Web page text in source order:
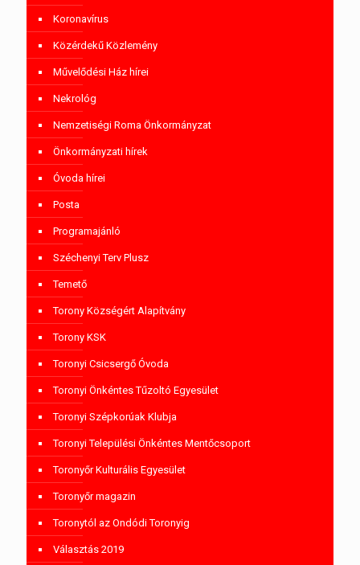
Koronavírus
Közérdekű Közlemény
Művelődési Ház hírei
Nekrológ
Nemzetiségi Roma Önkormányzat
Önkormányzati hírek
Óvoda hírei
Posta
Programajánló
Széchenyi Terv Plusz
Temető
Torony Községért Alapítvány
Torony KSK
Toronyi Csicsergő Óvoda
Toronyi Önkéntes Tűzoltó Egyesület
Toronyi Szépkorúak Klubja
Toronyi Települési Önkéntes Mentőcsoport
Toronyőr Kulturális Egyesület
Toronyőr magazin
Toronytól az Ondódi Toronyig
Választás 2019